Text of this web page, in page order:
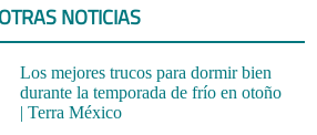
OTRAS NOTICIAS
Los mejores trucos para dormir bien
durante la temporada de frío en otoño
| Terra México